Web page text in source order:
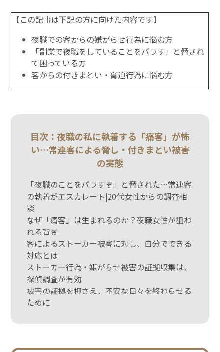
【この記事は下記の方に向けた内容です】
夜職での客からの嫌がらせ行為に悩む方
「副業で夜職をしていることをバラす」と脅され
て困っている方
客からの付きまとい・脅迫行為に悩む方
目次：夜職の私に執着する「痛客」が怖
い…常連客による脅し・付きまとい被害
の実態
「夜職のことをバラすぞ」と脅された…常連客
の執着がエスカレート|20代女性からの調査相
談
なぜ「痛客」は生まれるのか？夜職女性が狙わ
れる背景
客によるストーカー被害に対し、自分でできる
対応とは
ストーカー行為・嫌がらせ被害の証拠収集は、
探偵調査が有効
被害の証拠を押さえ、不安な日々を終わらせる
ために